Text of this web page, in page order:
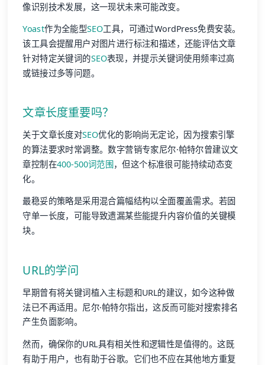
像识别技术发展，这一现状未来可能改变。
Yoast作为全能型SEO工具，可通过WordPress免费安装。
该工具会提醒用户对图片进行标注和描述，还能评估文章
针对特定关键词的SEO表现，并提示关键词使用频率过高
或链接过多等问题。
文章长度重要吗？
关于文章长度对SEO优化的影响尚无定论，因为搜索引擎
的算法要求时常调整。数字营销专家尼尔·帕特尔曾建议文
章控制在400-500词范围，但这个标准很可能持续动态变
化。
最稳妥的策略是采用混合篇幅结构以全面覆盖需求。若固
守单一长度，可能导致遗漏某些能提升内容价值的关键模
块。
URL的学问
早期曾有将关键词植入主标题和URL的建议，如今这种做
法已不再适用。尼尔·帕特尔指出，这反而可能对搜索排名
产生负面影响。
然而，确保你的URL具有相关性和逻辑性是值得的。这既
有助于用户，也有助于谷歌。它们也不应在其他地方重复